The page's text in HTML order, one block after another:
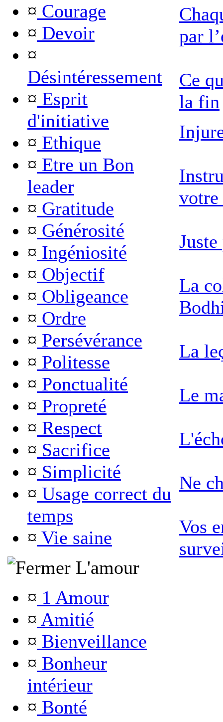
¤ Courage
¤ Devoir
¤
Désintéressement
¤ Esprit
d'initiative
¤ Ethique
¤ Etre un Bon
leader
¤ Gratitude
¤ Générosité
¤ Ingéniosité
¤ Objectif
¤ Obligeance
¤ Ordre
¤ Persévérance
¤ Politesse
¤ Ponctualité
¤ Propreté
¤ Respect
¤ Sacrifice
¤ Simplicité
¤ Usage correct du
temps
¤ Vie saine
L'amour
¤ 1 Amour
¤ Amitié
¤ Bienveillance
¤ Bonheur
intérieur
¤ Bonté
par
Ce
la fin
La
La
Le
Ne
Vos